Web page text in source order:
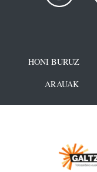
HONI BURUZ
ARAUAK